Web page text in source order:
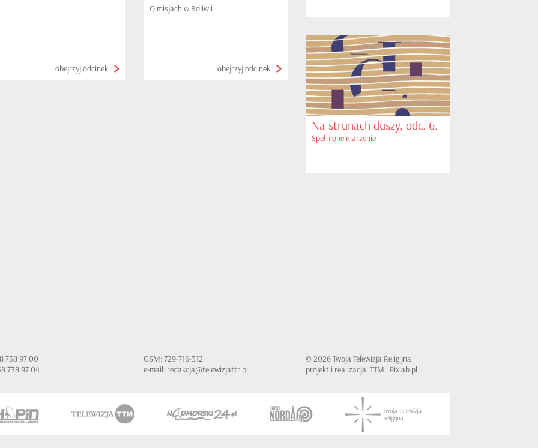
obejrzyj odcinek
O misjach w Boliwii
obejrzyj odcinek
Na strunach duszy, odc. 6.
Spełnione marzenie
738 97 00
738 97 04
GSM: 729-716-312
e-mail: redakcja@telewizjattr.pl
© 2026 Twoja Telewizja Religijna
projekt i realizacja: TTM i Pixlab.pl